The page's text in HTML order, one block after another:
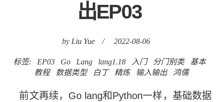
出EP03
by Liu Yue / 2022-08-06
标签: EP03 Go Lang lang1.18 入门 分门别类
基本
教程
数据类型 白丁 精炼 输入输出 鸿儒
前文再续，Go lang和Python一样，基础数据